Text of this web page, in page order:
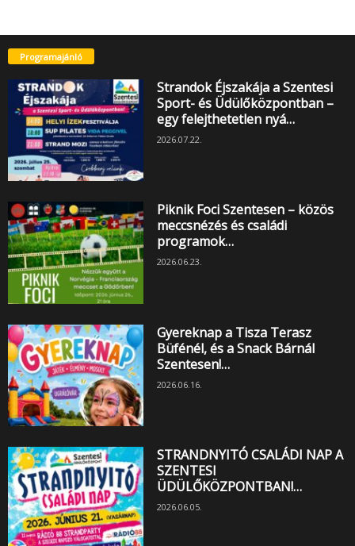
Programajánló
Strandok Éjszakája a Szentesi
Sport- és Üdülőközpontban –
egy felejthetetlen nyá…
2026.07.22.
Piknik Foci Szentesen – közös
meccsnézés és családi
programok…
2026.06.23.
Gyereknap a Tisza Terasz
Büfénél, és a Snack Bárnál
Szentesen!…
2026.06.16.
STRANDNYITÓ CSALÁDI NAP A
SZENTESI
ÜDÜLŐKÖZPONTBAN!…
2026.06.05.